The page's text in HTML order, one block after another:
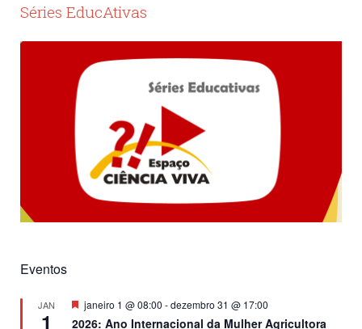
Séries EducAtivas
Eventos
JAN
1
Destacado
janeiro 1 @ 08:00 -dezembro 31 @ 17:00
2026: Ano Internacional da Mulher Agricultora